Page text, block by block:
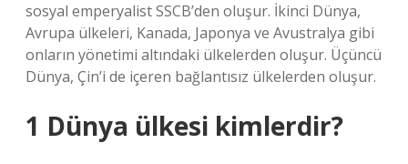
sosyal emperyalist SSCB’den oluşur. İkinci Dünya,
Avrupa ülkeleri, Kanada, Japonya ve Avustralya gibi
onların yönetimi altındaki ülkelerden oluşur. Üçüncü
Dünya, Çin’i de içeren bağlantısız ülkelerden oluşur.
1 Dünya ülkesi kimlerdir?